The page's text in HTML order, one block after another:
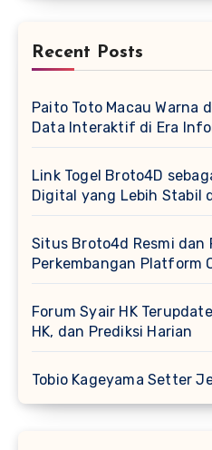
Recent Posts
Paito Toto Macau Warna
Data Interaktif di Era
Link Togel Broto4D
Digital yang Lebih Stabil
Situs Broto4d Resmi dan
Perkembangan Platform
Forum Syair HK
HK, dan Prediksi Harian
Tobio Kageyama Setter